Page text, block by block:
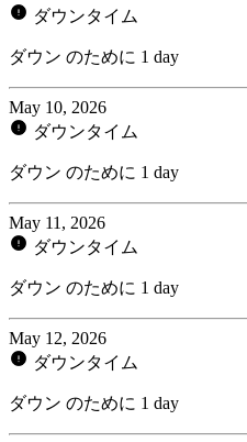
ダウンタイム
ダウン のために 1 day
May 10, 2026
ダウンタイム
ダウン のために 1 day
May 11, 2026
ダウンタイム
ダウン のために 1 day
May 12, 2026
ダウンタイム
ダウン のために 1 day